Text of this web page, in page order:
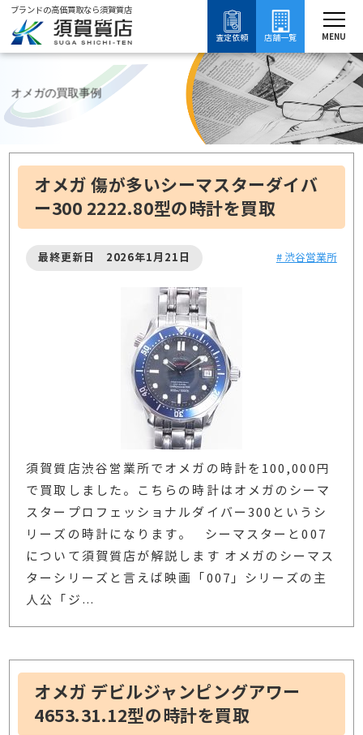
ブランドの高価買取なら須賀質店
査定依頼
店舗一覧 MENU
ブランド買取 時計買取 オメガの買取事例
オメガの買取事例
オメガ 傷が多いシーマスターダイバ
ー300 2222.80型の時計を買取
最終更新日 2026年1月21日 # 渋谷営業所
須賀質店渋谷営業所でオメガの時計を100,000円
で買取しました。こちらの時計はオメガのシーマ
スタープロフェッショナルダイバー300というシ
リーズの時計になります。 シーマスターと007
について須賀質店が解説します オメガのシーマス
ターシリーズと言えば映画「007」シリーズの主
人公「ジ …
オメガ デビルジャンピングアワー
4653.31.12型の時計を買取